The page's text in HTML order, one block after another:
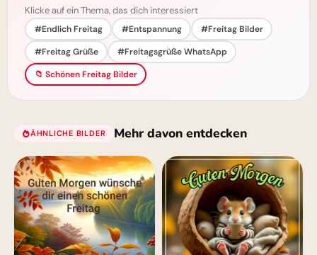
Klicke auf ein Thema, das dich interessiert
#Endlich Freitag #Entspannung
#Freitag Bilder
#Freitag Grüße
#Freitagsgrüße WhatsApp
📁 Schönen Freitag Bilder
ÄHNLICHE BILDER Mehr davon entdecken